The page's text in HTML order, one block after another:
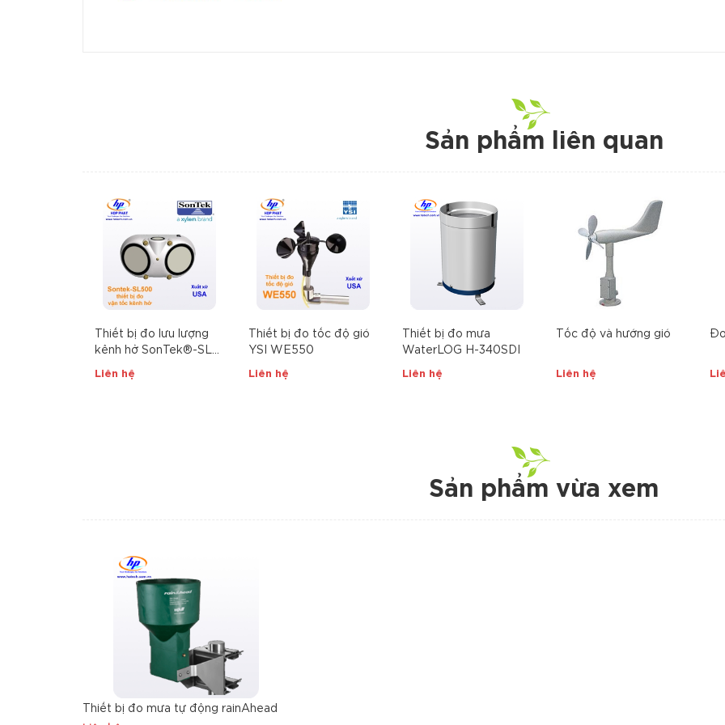
Sản phẩm liên quan
Thiết bị đo lưu lượng
kênh hở SonTek®-SL
Liên hệ
Thiết bị đo tốc độ gió
YSI WE550
Liên hệ
Thiết bị đo mưa
WaterLOG H-340SDI
Liên hệ
Tốc độ và hướng gió
Liên hệ
Sản phẩm vừa xem
Thiết bị đo mưa tự động rainAhead